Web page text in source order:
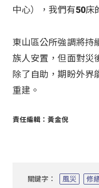
中心），我們有50床
東山區公所強調將持
族人安置，但面對災
除了自助，期盼外界
重建。
責任編輯：黃金倪
關鍵字： 風災 修